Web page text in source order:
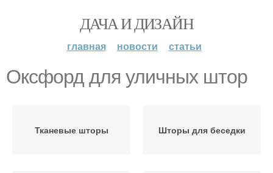
ДАЧА И ДИЗАЙН
главная новости статьи
Оксфорд для уличных штор
Тканевые шторы Шторы для беседки